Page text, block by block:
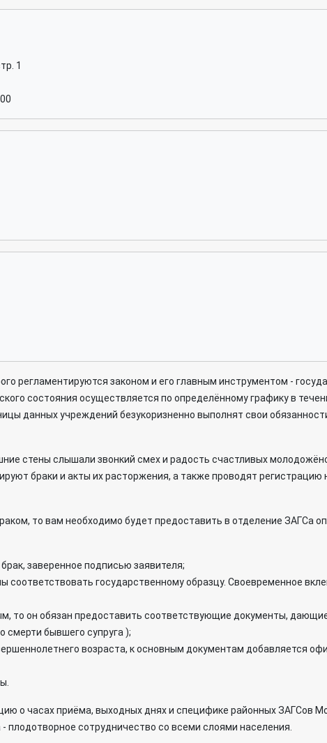
1
регламентируются законом и его главным инструментом -
состояния осуществляется по определённому графику в
данных учреждений безукоризненно выполнят свои
стены слышали звонкий смех и радость счастливых
браки и акты их расторжения, а также проводят
то вам необходимо будет предоставить в отделение ЗАГСа
заверенное подписью заявителя;
государственному образцу. Своевременное
то он обязан предоставить соответствующие документы,
смерти бывшего супруга );
возраста, к основным документам добавляется
о часах приёма, выходных днях и специфике районных ЗАГСов
плодотворное сотрудничество со всеми слоями населения.